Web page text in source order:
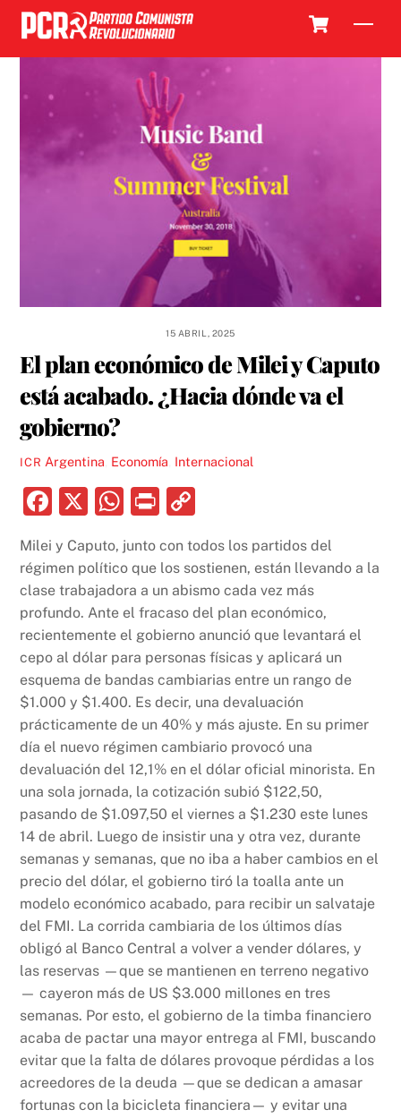
Skip
content
15 ABRIL, 2025
El plan económico de Milei y Caputo
está acabado. ¿Hacia dónde va el
gobierno?
ICR Argentina Economía Internacional
F
c
e
b
o
o
k
X
W
at
s
A
p
p
P
nt p
y
Li
n
k
Milei y Caputo, junto con todos los partidos del
régimen político que los sostienen, están llevando a la
clase trabajadora a un abismo cada vez más
profundo. Ante el fracaso del plan económico,
recientemente el gobierno anunció que levantará el
cepo al dólar para personas físicas y aplicará un
esquema de bandas cambiarias entre un rango de
$1.000 y $1.400. Es decir, una devaluación
prácticamente de un 40% y más ajuste. En su primer
día el nuevo régimen cambiario provocó una
devaluación del 12,1% en el dólar oficial minorista. En
una sola jornada, la cotización subió $122,50,
pasando de $1.097,50 el viernes a $1.230 este lunes
14 de abril. Luego de insistir una y otra vez, durante
semanas y semanas, que no iba a haber cambios en el
precio del dólar, el gobierno tiró la toalla ante un
modelo económico acabado, para recibir un salvataje
del FMI. La corrida cambiaria de los últimos días
obligó al Banco Central a volver a vender dólares, y
las reservas —que se mantienen en terreno negativo
— cayeron más de US $3.000 millones en tres
semanas. Por esto, el gobierno de la timba financiero
acaba de pactar una mayor entrega al FMI, buscando
evitar que la falta de dólares provoque pérdidas a los
acreedores de la deuda —que se dedican a amasar
fortunas con la bicicleta financiera— y evitar una